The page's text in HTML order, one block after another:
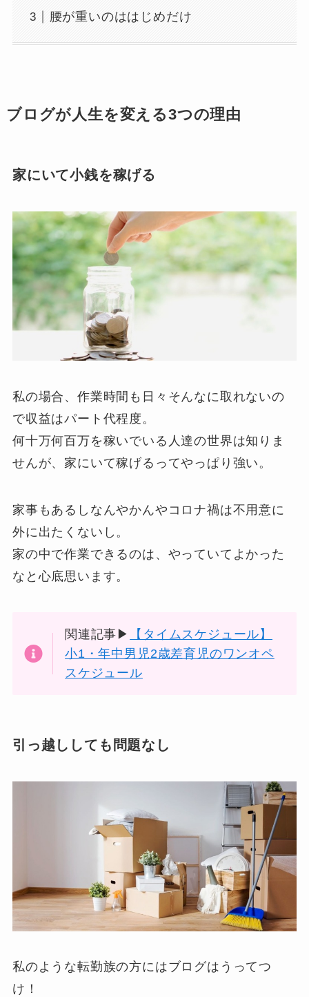
腰が重いのははじめだけ
ブログが人生を変える3つの理由
家にいて小銭を稼げる
私の場合、作業時間も日々そんなに取れないの
で収益はパート代程度。
何十万何百万を稼いでいる人達の世界は知りま
せんが、家にいて稼げるってやっぱり強い。
家事もあるしなんやかんやコロナ禍は不用意に
外に出たくないし。
家の中で作業できるのは、やっていてよかった
なと心底思います。
関連記事▶
【タイムスケジュール】
小1・年中男児2歳差育児のワンオペ
スケジュール
引っ越ししても問題なし
私のような転勤族の方にはブログはうってつ
け！